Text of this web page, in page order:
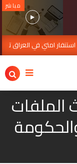
مباشر
امتي في العراق ترقبا لرد
الملفات